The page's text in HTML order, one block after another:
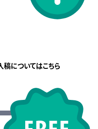
稿についてはこちら